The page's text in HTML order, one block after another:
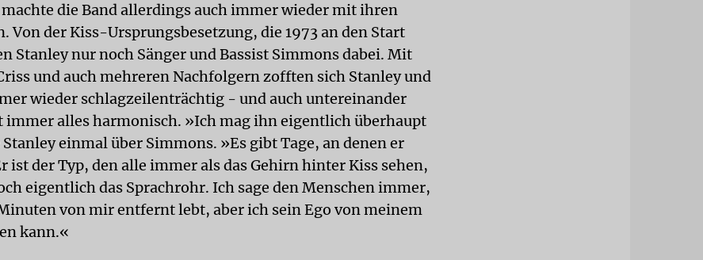
die Band allerdings auch immer wieder mit ihren
Von der Kiss-Ursprungsbesetzung, die 1973 an den Start
Stanley nur noch Sänger und Bassist Simmons dabei. Mit
und auch mehreren Nachfolgern zofften sich Stanley und
wieder schlagzeilenträchtig - und auch untereinander
alles harmonisch. »Ich mag ihn eigentlich überhaupt
einmal über Simmons. »Es gibt Tage, an denen er
ist der Typ, den alle immer als das Gehirn hinter Kiss sehen,
eigentlich das Sprachrohr. Ich sage den Menschen immer,
von mir entfernt lebt, aber ich sein Ego von meinem
kann.«